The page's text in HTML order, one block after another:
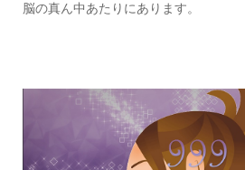
脳の真ん中あたりにあります。